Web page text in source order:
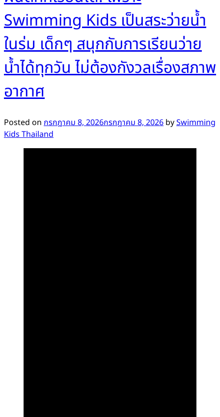
Swimming Kids เป็นสระว่ายน้ำ
ในร่ม เด็กๆ สนุกกับการเรียนว่าย
น้ำได้ทุกวัน ไม่ต้องกังวลเรื่องสภาพ
อากาศ
Posted on กรกฎาคม 8, 2026กรกฎาคม 8, 2026 bySwimming
Kids Thailand